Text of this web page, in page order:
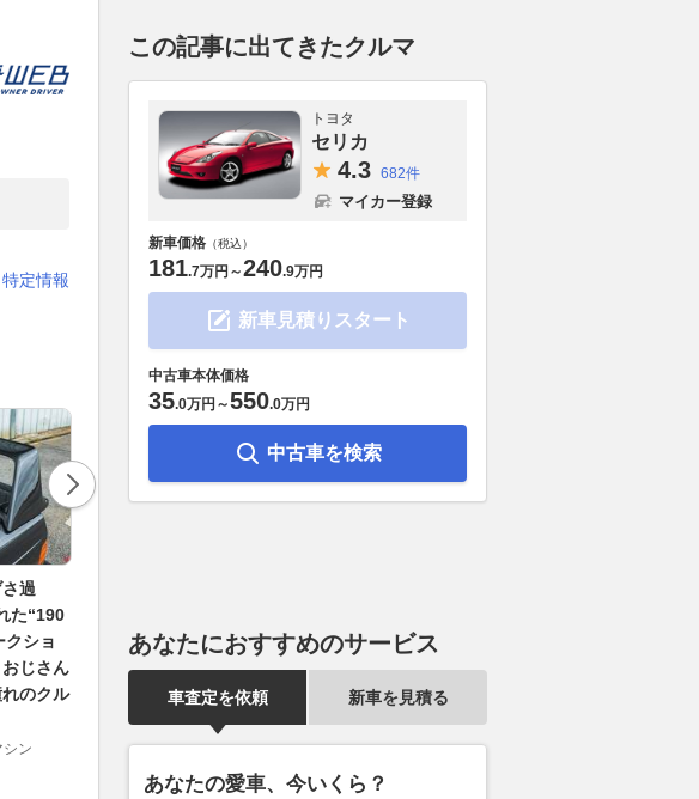
定情報
過
た“190
クショ
じさん
のクル
ン
ピックアップが叶える極上の時
Auto Messe Web
3.6倍に!? 欧州のオークション
でさらに人気が高まる純日本専
用モデルの現在地
2026.08.06 Auto Messe Web
この記事に出てきたクルマ
トヨタ
セリカ
4.3 682件
マイカー登録
新車価格 （税込）
181.7万円 ～240.9万円
新車見積りスタート
中古車本体価格
35.0万円 ～550.0万円
中古車を検索
あなたにおすすめのサービス
車査定を依頼 新車を見積る
あなたの愛車、今いくら？